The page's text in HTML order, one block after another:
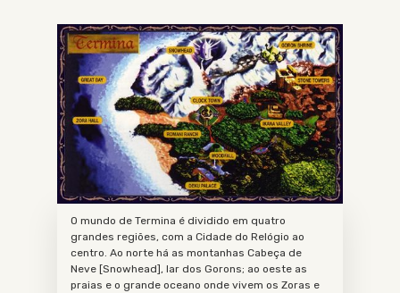
O mundo de Termina é dividido em quatro
grandes regiões, com a Cidade do Relógio ao
centro. Ao norte há as montanhas Cabeça de
Neve [Snowhead], lar dos Gorons; ao oeste as
praias e o grande oceano onde vivem os Zoras e